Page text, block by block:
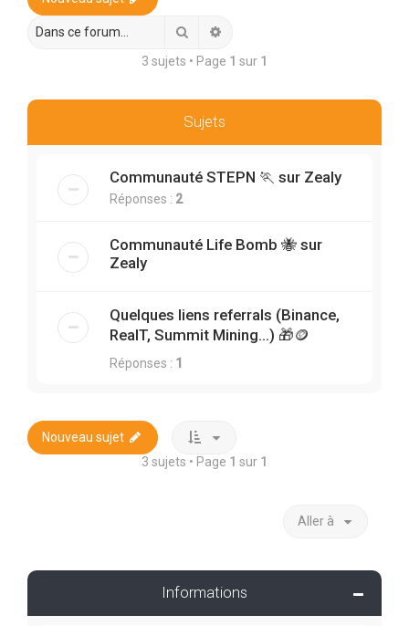
r
Rechercher
3 sujets • Page 1 sur 1
Sujets
Communauté STEPN 🏃 sur Zealy
Réponses : 2
Communauté Life Bomb 🐝 sur
Zealy
Quelques liens referrals (Binance,
RealT, Summit Mining…) 🎁🪙
Réponses : 1
Nouveau sujet
3 sujets • Page 1 sur 1
Aller à
Informations